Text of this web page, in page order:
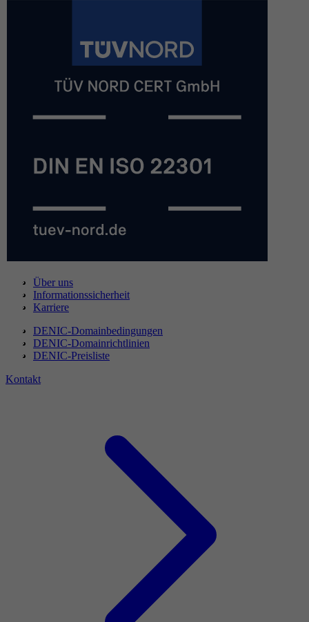
Über uns
Informationssicherheit
Karriere
DENIC-Domainbedingungen
DENIC-Domainrichtlinien
DENIC-Preisliste
Kontakt